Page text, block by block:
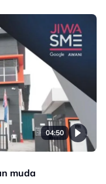
04:50
muda